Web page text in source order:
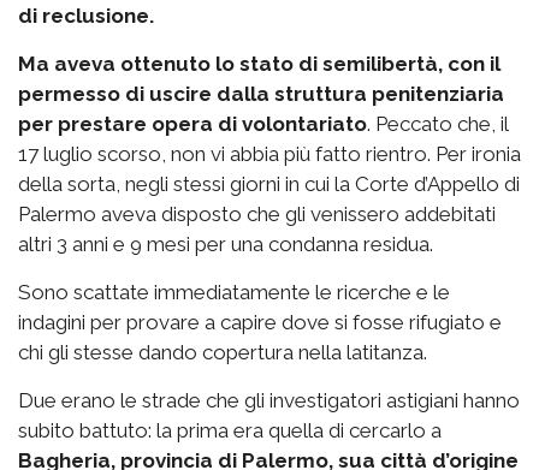
di reclusione.
Ma aveva ottenuto lo stato di semilibertà, con il
permesso di uscire dalla struttura penitenziaria
per prestare opera di volontariato. Peccato che, il
17 luglio scorso, non vi abbia più fatto rientro. Per ironia
della sorta, negli stessi giorni in cui la Corte d’Appello di
Palermo aveva disposto che gli venissero addebitati
altri 3 anni e 9 mesi per una condanna residua.
Sono scattate immediatamente le ricerche e le
indagini per provare a capire dove si fosse rifugiato e
chi gli stesse dando copertura nella latitanza.
Due erano le strade che gli investigatori astigiani hanno
subito battuto: la prima era quella di cercarlo a
Bagheria, provincia di Palermo, sua città d’origine